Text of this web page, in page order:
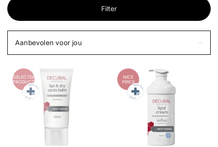
Filter
Aanbevolen voor jou
GESELECTEERD
PRODUCT
NICE
PRICE